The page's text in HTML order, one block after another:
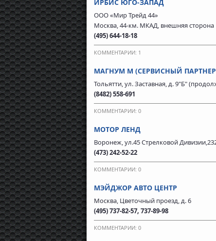
ИРБИС ЮГО-ЗАПАД
ООО «Мир Трейд 44»
Москва, 44-км. МКАД, внешняя сторона
(495) 644-18-18
КОММЕНТАРИИ: 1
МАГНУМ М (СЕРВИСНЫЙ
Тольятти, ул. Заставная, д. 9"Б"
(8482) 558-691
КОММЕНТАРИИ: 0
МОТОР ЛЕНД
Воронеж, ул.45 Стрелковой
(473) 242-52-22
КОММЕНТАРИИ: 0
МЭЙДЖОР АВТО ЦЕНТР
Москва, Цветочный проезд, д. 6
(495) 737-82-57, 737-89-98
КОММЕНТАРИИ: 0